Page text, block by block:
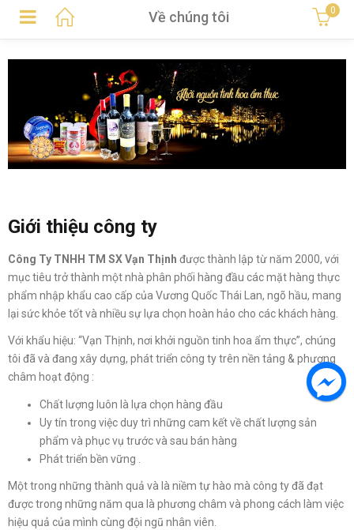
Về chúng tôi 0
Giới thiệu công ty
Công Ty TNHH TM SX Vạn Thịnh được thành lập từ năm 2000, với
mục tiêu trở thành một nhà phân phối hàng đầu các mặt hàng thực
phẩm nhập khẩu cao cấp của Vương Quốc Thái Lan, ngõ hầu, mang
lại sức khỏe tốt và nhiều sự lựa chọn hoàn hảo cho các khách hàng.
Với khẩu hiệu: “Vạn Thịnh, nơi khởi nguồn tinh hoa ẩm thực”, chúng
tôi đã và đang xây dựng, phát triển công ty trên nền tảng & phương
châm hoạt động :
Chất lượng luôn là lựa chọn hàng đầu
Uy tín trong việc duy trì những cam kết về chất lượng sản
phẩm và phục vụ trước và sau bán hàng
Phát triển bền vững .
Một trong những thành quả và là niềm tự hào mà công ty đã đạt
được trong những năm qua là phương châm và phong cách làm việc
hiệu quả của mình cùng đội ngũ nhân viên.